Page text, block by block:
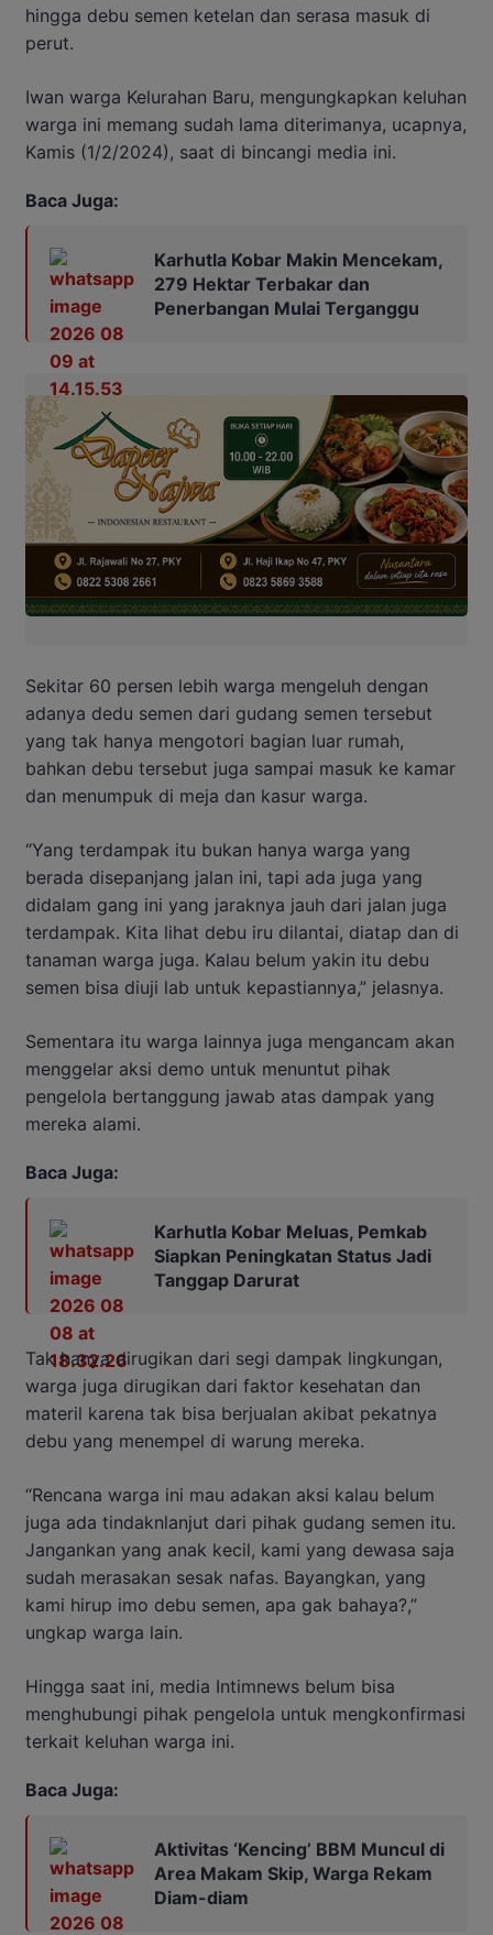
hingga debu semen ketelan dan serasa masuk di
perut.
Iwan warga Kelurahan Baru, mengungkapkan keluhan
warga ini memang sudah lama diterimanya, ucapnya,
Kamis (1/2/2024), saat di bincangi media ini.
Baca Juga:
Karhutla Kobar Makin Mencekam,
279 Hektar Terbakar dan
Penerbangan Mulai Terganggu
Sekitar 60 persen lebih warga mengeluh dengan
adanya dedu semen dari gudang semen tersebut
yang tak hanya mengotori bagian luar rumah,
bahkan debu tersebut juga sampai masuk ke kamar
dan menumpuk di meja dan kasur warga.
“Yang terdampak itu bukan hanya warga yang
berada disepanjang jalan ini, tapi ada juga yang
didalam gang ini yang jaraknya jauh dari jalan juga
terdampak. Kita lihat debu iru dilantai, diatap dan di
tanaman warga juga. Kalau belum yakin itu debu
semen bisa diuji lab untuk kepastiannya,” jelasnya.
Sementara itu warga lainnya juga mengancam akan
menggelar aksi demo untuk menuntut pihak
pengelola bertanggung jawab atas dampak yang
mereka alami.
Baca Juga:
Karhutla Kobar Meluas, Pemkab
Siapkan Peningkatan Status Jadi
Tanggap Darurat
Tak hanya dirugikan dari segi dampak lingkungan,
warga juga dirugikan dari faktor kesehatan dan
materil karena tak bisa berjualan akibat pekatnya
debu yang menempel di warung mereka.
“Rencana warga ini mau adakan aksi kalau belum
juga ada tindaknlanjut dari pihak gudang semen itu.
Jangankan yang anak kecil, kami yang dewasa saja
sudah merasakan sesak nafas. Bayangkan, yang
kami hirup imo debu semen, apa gak bahaya?,”
ungkap warga lain.
Hingga saat ini, media Intimnews belum bisa
menghubungi pihak pengelola untuk mengkonfirmasi
terkait keluhan warga ini.
Baca Juga:
Aktivitas ‘Kencing’ BBM Muncul di
Area Makam Skip, Warga Rekam
Diam-diam